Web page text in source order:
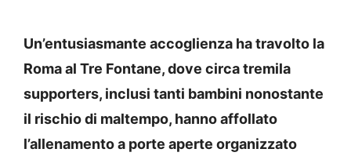
Un’entusiasmante accoglienza ha travolto la
Roma al Tre Fontane, dove circa tremila
supporters, inclusi tanti bambini nonostante
il rischio di maltempo, hanno affollato
l’allenamento a porte aperte organizzato